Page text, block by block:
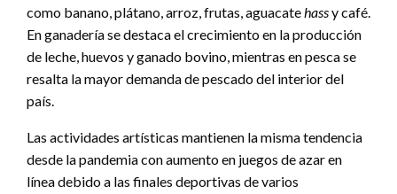
como banano, plátano, arroz, frutas, aguacatehassy café.
En ganadería se destaca el crecimiento en la producción
de leche, huevos y ganado bovino, mientras en pesca se
resalta la mayor demanda de pescado del interior del
país.
Las actividades artísticas mantienen la misma tendencia
desde la pandemia con aumento en juegos de azar en
línea debido a las finales deportivas de varios